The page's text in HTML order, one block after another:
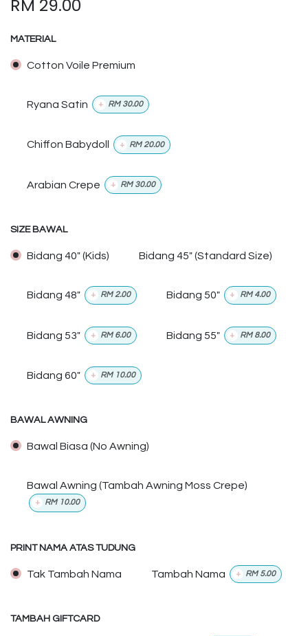
RM 29.00
MATERIAL
Cotton Voile Premium
Ryana Satin + RM 30.00
Chiffon Babydoll + RM 20.00
Arabian Crepe + RM 30.00
SIZE BAWAL
Bidang 40" (Kids) Bidang 45" (Standard Size)
Bidang 48" + RM2.00 Bidang 50" + RM 4.00
Bidang 53" + RM 6.00 Bidang 55" + RM 8.00
Bidang 60" + RM 10.00
BAWAL AWNING
Bawal Biasa (No Awning)
Bawal Awning (Tambah Awning Moss Crepe)
+ RM 10.00
PRINT NAMA ATAS TUDUNG
Tak Tambah Nama Tambah Nama + RM 5.00
TAMBAH GIFTCARD